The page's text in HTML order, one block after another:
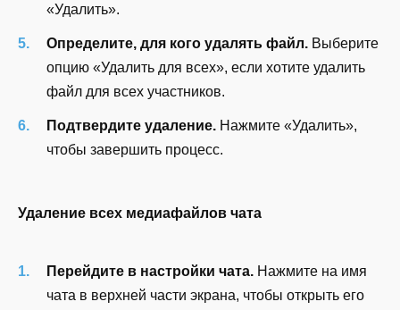
«Удалить».
Определите, для кого удалять файл. Выберите
опцию «Удалить для всех», если хотите удалить
файл для всех участников.
Подтвердите удаление. Нажмите «Удалить»,
чтобы завершить процесс.
Удаление всех медиафайлов чата
Перейдите в настройки чата. Нажмите на имя
чата в верхней части экрана, чтобы открыть его